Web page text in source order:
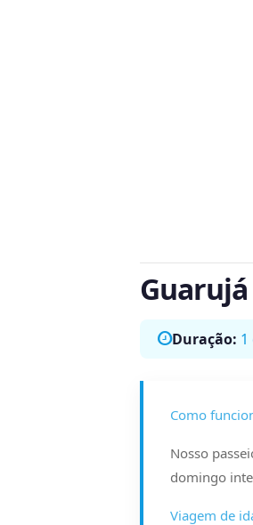
Duração: 1
Como
Nosso
domingo
Viagem de